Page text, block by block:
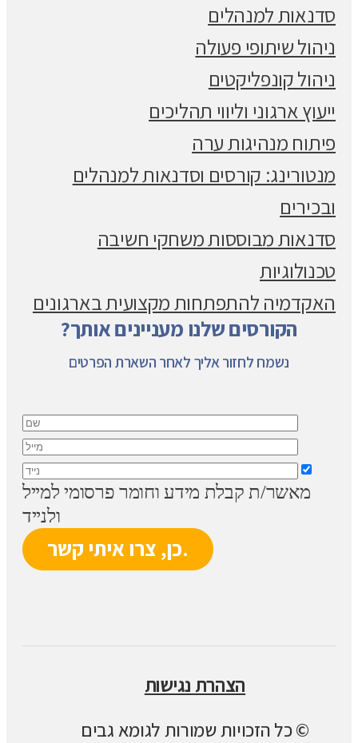
סדנאות למנהלים
ניהול שיתופי פעולה
ניהול קונפליקטים
ייעוץ ארגוני וליווי תהליכים
פיתוח מנהיגות ערה
מנטורינג: קורסים וסדנאות למנהלים
ובכירים
סדנאות מבוססות משחקי חשיבה
טכנולוגיות
האקדמיה להתפתחות מקצועית בארגונים
הקורסים שלנו מעניינים אותך?
נשמח לחזור אליך לאחר השארת הפרטים
מאשר/ת קבלת מידע וחומר פרסומי למייל
ולנייד
הצהרת נגישות
© כל הזכויות שמורות לגומא גבים